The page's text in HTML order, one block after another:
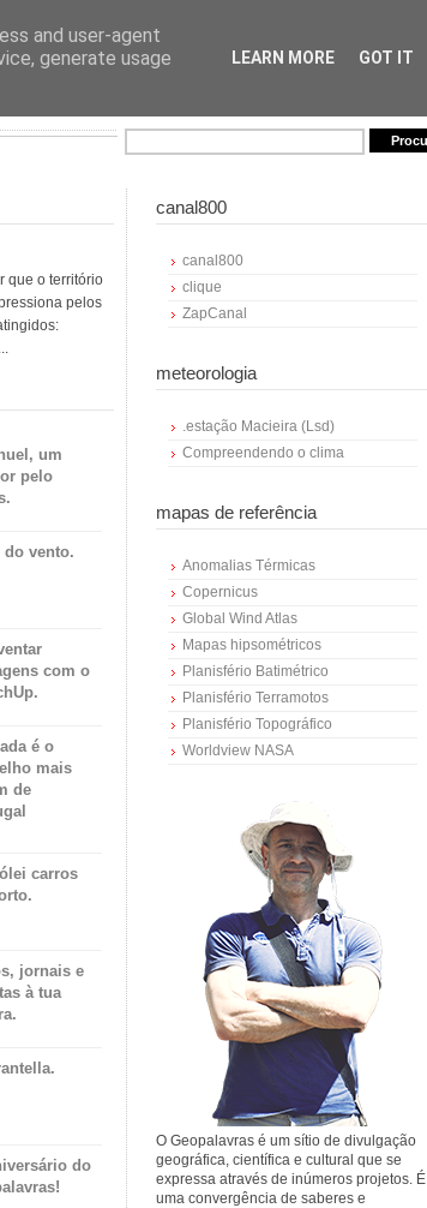
que o território
pelos
um
pelo
do vento.
com o
é o
mais
de
carros
jornais e
à tua
do
canal800
canal800
clique
ZapCanal
meteorologia
.estação Macieira (Lsd)
Compreendendo o clima
mapas de referência
Anomalias Térmicas
Copernicus
Global Wind Atlas
Mapas hipsométricos
Planisfério Batimétrico
Planisfério Terramotos
Planisfério Topográfico
Worldview NASA
O Geopalavras é um sítio de divulgação
geográfica, científica e cultural que se
expressa através de inúmeros projetos. É
uma convergência de saberes e
and user-agent
generate usage
LEARN MORE GOT IT